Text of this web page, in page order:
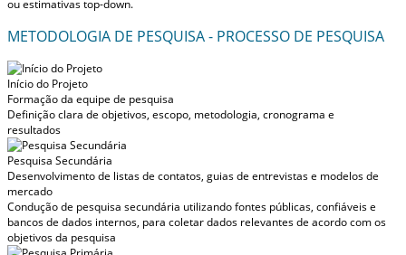
ou estimativas top-down.
METODOLOGIA DE PESQUISA - PROCESSO DE PESQUISA
Início do Projeto
Formação da equipe de pesquisa
Definição clara de objetivos, escopo, metodologia, cronograma e
resultados
Pesquisa Secundária
Desenvolvimento de listas de contatos, guias de entrevistas e modelos de
mercado
Condução de pesquisa secundária utilizando fontes públicas, confiáveis e
bancos de dados internos, para coletar dados relevantes de acordo com os
objetivos da pesquisa